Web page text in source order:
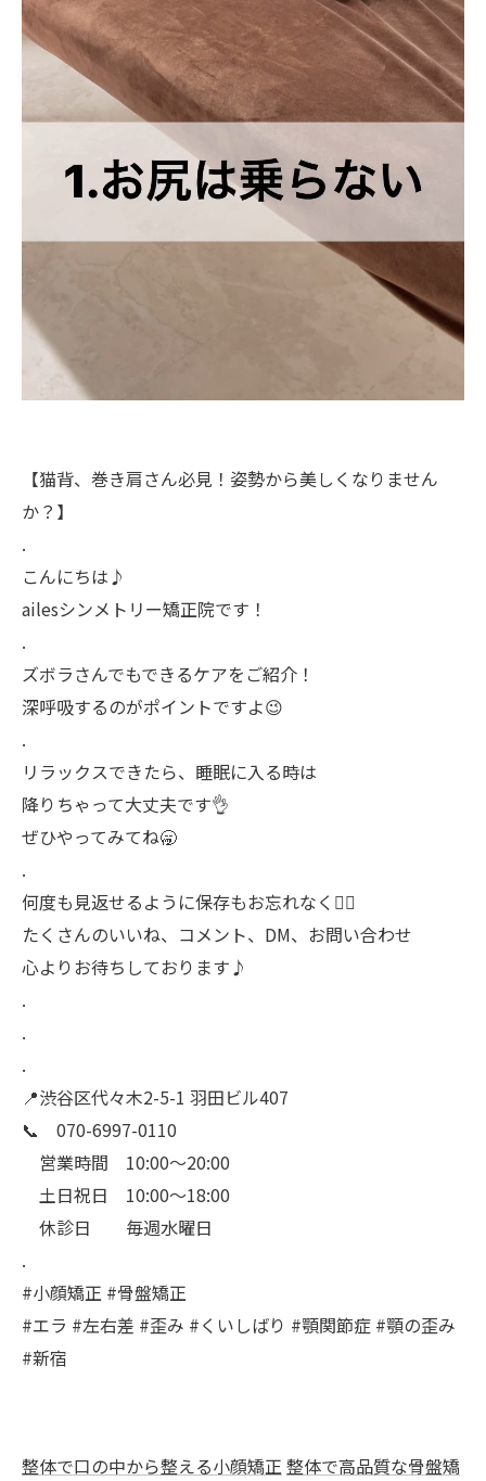
【猫背、巻き肩さん必見！姿勢から美しくなりません
か？】
.
こんにちは♪
ailesシンメトリー矯正院です！
.
ズボラさんでもできるケアをご紹介！
深呼吸するのがポイントですよ😉
.
リラックスできたら、睡眠に入る時は
降りちゃって大丈夫です👌
ぜひやってみてね🥱
.
何度も見返せるように保存もお忘れなく💁‍♂️
たくさんのいいね、コメント、DM、お問い合わせ
心よりお待ちしております♪
.
.
.
📍渋谷区代々木2-5-1 羽田ビル407
📞 070-6997-0110
営業時間 10:00〜20:00
土日祝日 10:00〜18:00
休診日 毎週水曜日
.
#小顔矯正 #骨盤矯正
#エラ #左右差 #歪み #くいしばり #顎関節症 #顎の歪み
#新宿
整体で口の中から整える小顔矯正 整体で高品質な骨盤矯